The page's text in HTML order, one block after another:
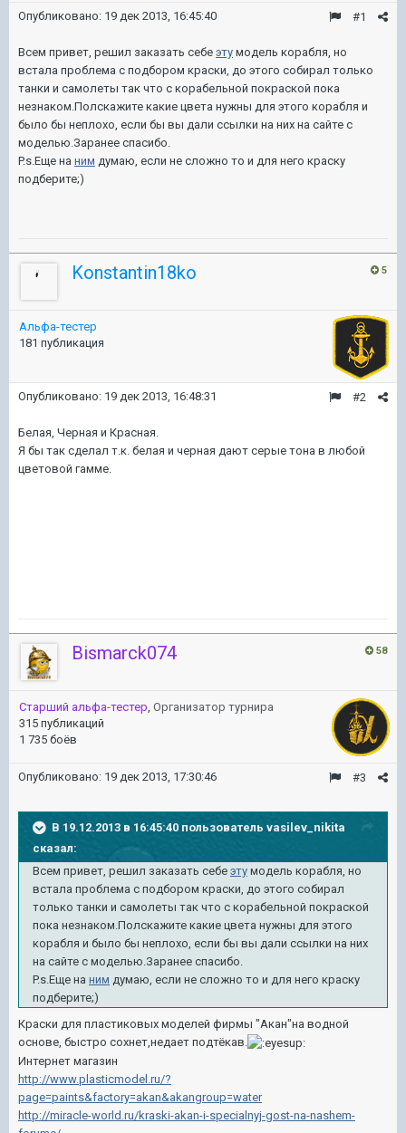
#1
Опубликовано: 19 дек 2013, 16:45:40
Всем привет, решил заказать себе эту модель корабля, но
встала проблема с подбором краски, до этого собирал только
танки и самолеты так что с корабельной покраской пока
незнаком.Полскажите какие цвета нужны для этого корабля и
было бы неплохо, если бы вы дали ссылки на них на сайте с
моделью.Заранее спасибо.
P.s.Еще на ним думаю, если не сложно то и для него краску
подберите;)
5
Konstantin18ko
Альфа-тестер
181 публикация
#2
Опубликовано: 19 дек 2013, 16:48:31
Белая, Черная и Красная.
Я бы так сделал т.к. белая и черная дают серые тона в любой
цветовой гамме.
58
Bismarck074
Старший альфа-тестер, Организатор турнира
315 публикаций
1 735 боёв
#3
Опубликовано: 19 дек 2013, 17:30:46
В 19.12.2013 в 16:45:40 пользователь vasilev_nikita
сказал:
Всем привет, решил заказать себе эту модель корабля, но
встала проблема с подбором краски, до этого собирал
только танки и самолеты так что с корабельной покраской
пока незнаком.Полскажите какие цвета нужны для этого
корабля и было бы неплохо, если бы вы дали ссылки на них
на сайте с моделью.Заранее спасибо.
P.s.Еще на ним думаю, если не сложно то и для него краску
подберите;)
Краски для пластиковых моделей фирмы "Акан"на водной
основе, быстро сохнет,недает подтёкав.
Интернет магазин
http://www.plasticmodel.ru/?
page=paints&factory=akan&akangroup=water
http://miracle-world.ru/kraski-akan-i-specialnyj-gost-na-nashem-